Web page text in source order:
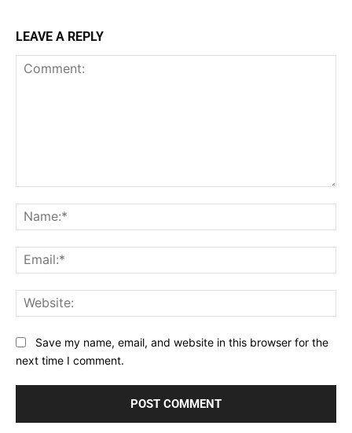
LEAVE A REPLY
Save my name, email, and website in this browser for the
next time I comment.